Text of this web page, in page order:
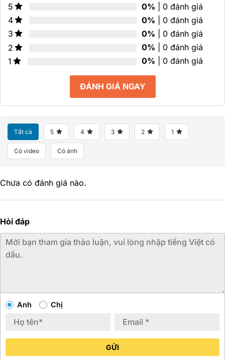
5 0% | 0 đánh giá
4
0% | 0 đánh giá
3
0% | 0 đánh giá
2
0% | 0 đánh giá
1
0% | 0 đánh giá
ĐÁNH GIÁ NGAY
Tất cả 5 4 3 2 1
Có video Có ảnh
Chưa có đánh giá nào.
Hỏi đáp
Anh Chị
GỬI